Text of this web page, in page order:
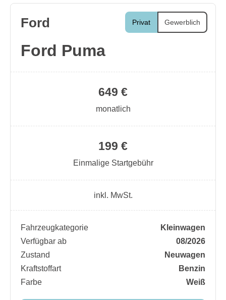
Privat Gewerblich
Ford
Ford Puma
199 €
Einmalige Startgebühr
649 €
monatlich
inkl. MwSt.
Fahrzeugkategorie
Kleinwagen
Verfügbar ab
08/2026
Zustand
Neuwagen
Kraftstoffart
Benzin
Farbe
Weiß